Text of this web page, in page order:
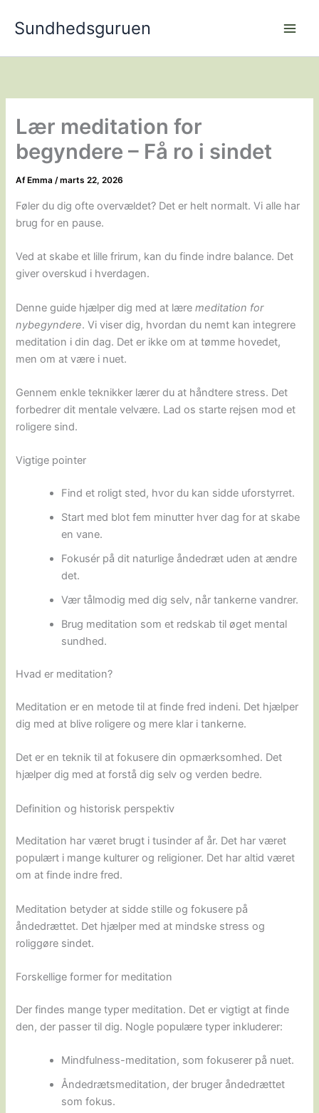
Sundhedsguruen
Lær meditation for
begyndere – Få ro i sindet
Af Emma/marts 22, 2026
Føler du dig ofte overvældet? Det er helt normalt. Vi alle har
brug for en pause.
Ved at skabe et lille frirum, kan du finde indre balance. Det
giver overskud i hverdagen.
Denne guide hjælper dig med at læremeditation for
nybegyndere. Vi viser dig, hvordan du nemt kan integrere
meditation i din dag. Det er ikke om at tømme hovedet,
men om at være i nuet.
Gennem enkle teknikker lærer du at håndtere stress. Det
forbedrer dit mentale velvære. Lad os starte rejsen mod et
roligere sind.
Vigtige pointer
Find et roligt sted, hvor du kan sidde uforstyrret.
Start med blot fem minutter hver dag for at skabe
en vane.
Fokusér på dit naturlige åndedræt uden at ændre
det.
Vær tålmodig med dig selv, når tankerne vandrer.
Brug meditation som et redskab til øget mental
sundhed.
Hvad er meditation?
Meditation er en metode til at finde fred indeni. Det hjælper
dig med at blive roligere og mere klar i tankerne.
Det er en teknik til at fokusere din opmærksomhed. Det
hjælper dig med at forstå dig selv og verden bedre.
Definition og historisk perspektiv
Meditation har været brugt i tusinder af år. Det har været
populært i mange kulturer og religioner. Det har altid været
om at finde indre fred.
Meditation betyder at sidde stille og fokusere på
åndedrættet. Det hjælper med at mindske stress og
roliggøre sindet.
Forskellige former for meditation
Der findes mange typer meditation. Det er vigtigt at finde
den, der passer til dig. Nogle populære typer inkluderer:
Mindfulness-meditation, som fokuserer på nuet.
Åndedrætsmeditation, der bruger åndedrættet
som fokus.